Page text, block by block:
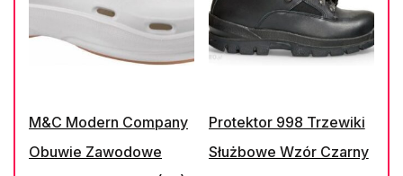
M&C Modern Company
Obuwie Zawodowe
Protektor 998 Trzewiki
Służbowe Wzór Czarny